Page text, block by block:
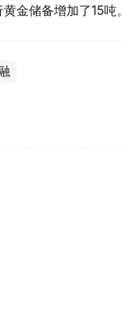
金储备增加了15吨。